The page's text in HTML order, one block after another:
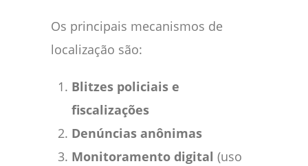
Os principais mecanismos de
localização são:
Blitzes policiais e
fiscalizações
Denúncias anônimas
Monitoramento digital (uso